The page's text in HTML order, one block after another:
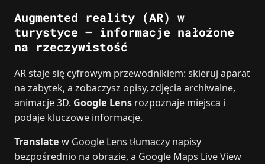
Augmented reality (AR) w
turystyce – informacje nałożone
na rzeczywistość
AR staje się cyfrowym przewodnikiem: skieruj aparat
na zabytek, a zobaczysz opisy, zdjęcia archiwalne,
animacje 3D. Google Lens rozpoznaje miejsca i
podaje kluczowe informacje.
Translate w Google Lens tłumaczy napisy
bezpośrednio na obrazie, a Google Maps Live View